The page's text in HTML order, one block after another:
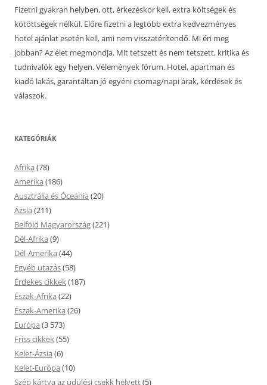
Fizetni gyakran helyben, ott, érkezéskor kell, extra költségek és
kötöttségek nélkül. Előre fizetni a legtöbb extra kedvezményes
hotel ajánlat esetén kell, ami nem visszatérítendő. Mi éri meg
jobban? Az élet megmondja. Mit tetszett és nem tetszett, kritika és
tudnivalók egy helyen. Vélemények fórum. Hotel, apartman és
kiadó lakás, garantáltan jó egyéni csomag/napi árak, kérdések és
válaszok.
KATEGÓRIÁK
Afrika (78)
Amerika (186)
Ausztrália és Óceánia (20)
Ázsia (211)
Belföld Magyarország(221)
Dél-Afrika (9)
Dél-Amerika (44)
Egyéb utazás(58)
Érdekes cikkek(187)
Észak-Afrika (22)
Észak-Amerika (26)
Európa (3 573)
Friss cikkek(55)
Kelet-Ázsia (6)
Kelet-Európa (10)
Szép kártya az üdülési csekk helyett(5)